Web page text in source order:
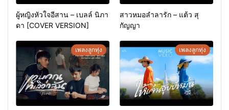
ผู้หญิงหัวใจอีสาน – เบลล์ นิภา
ดา [COVER VERSION]
สาวหมอลำลารัก – แต้ว สุ
กัญญา
เพลงลูกทุ่ง เพลงลูกทุ่ง